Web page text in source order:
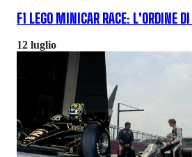
F1 LEGO MINICAR RACE: L'ORDINE
12 luglio